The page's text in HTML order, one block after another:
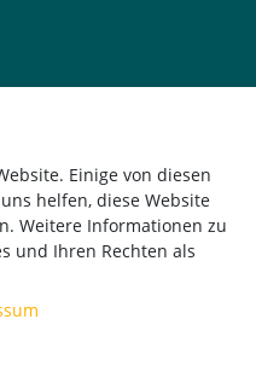
Einige von diesen
helfen, diese Website
Weitere Informationen zu
und Ihren Rechten als